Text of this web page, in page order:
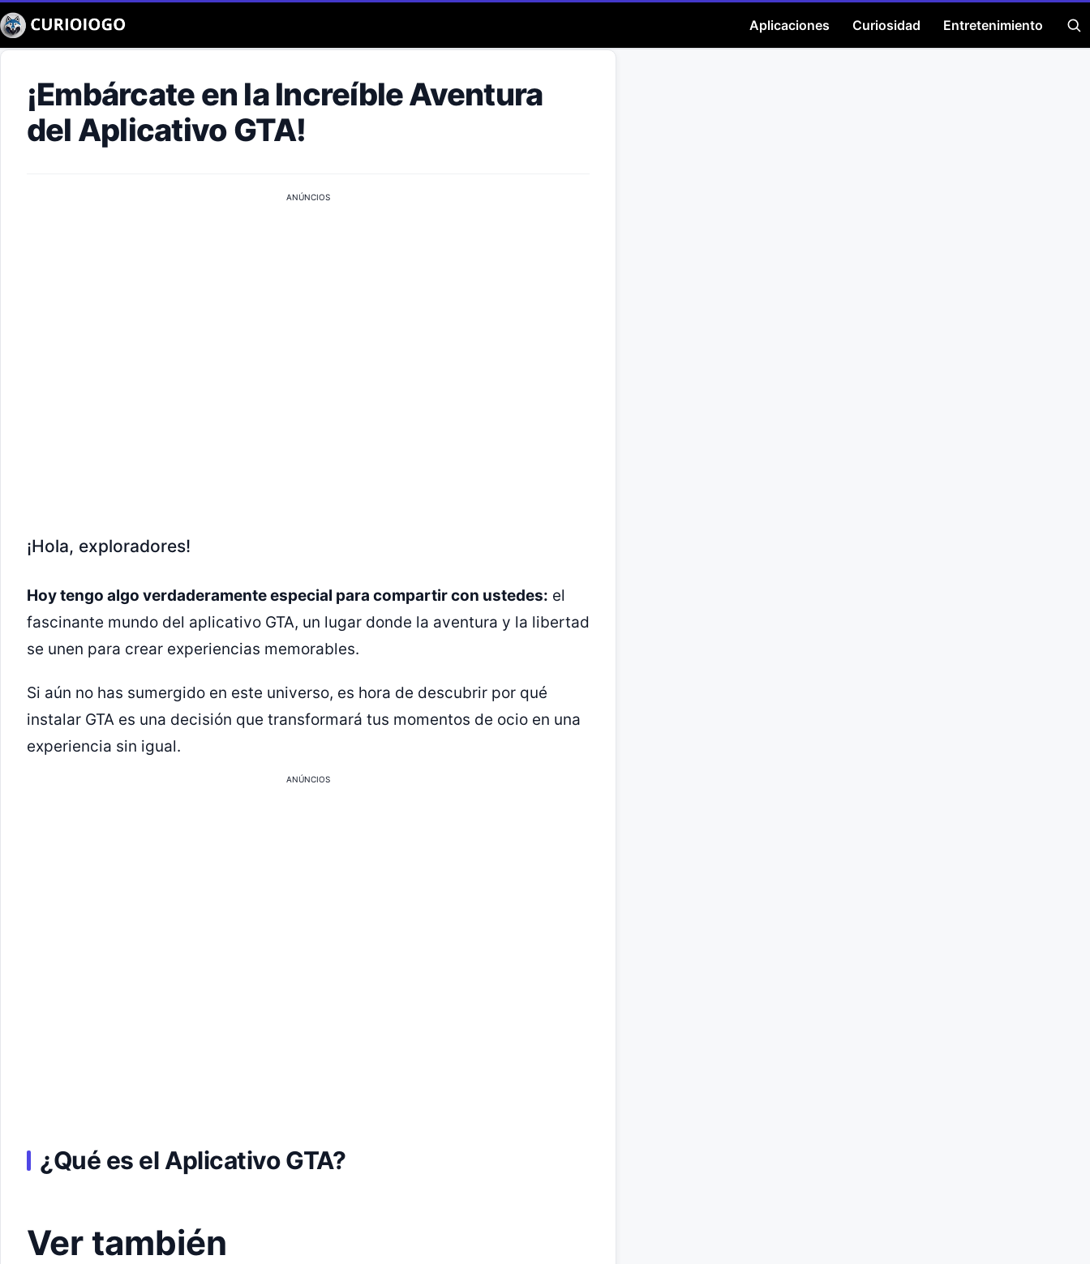
Aplicaciones Curiosidad Entretenimiento
¡Embárcate en la Increíble Aventura
del Aplicativo GTA!
ANÚNCIOS
¡Hola, exploradores!
Hoy tengo algo verdaderamente especial para compartir con ustedes: el
fascinante mundo del aplicativo GTA, un lugar donde la aventura y la libertad
se unen para crear experiencias memorables.
Si aún no has sumergido en este universo, es hora de descubrir por qué
instalar GTA es una decisión que transformará tus momentos de ocio en una
experiencia sin igual.
ANÚNCIOS
¿Qué es el Aplicativo GTA?
Ver también